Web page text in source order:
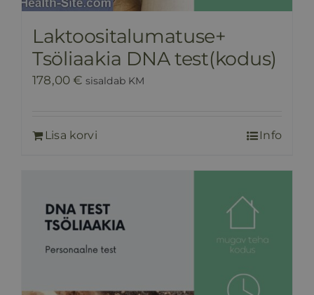
Laktoositalumatuse+
Tsöliaakia DNA test(kodus)
178,00€ sisaldab KM
Lisa korvi Info